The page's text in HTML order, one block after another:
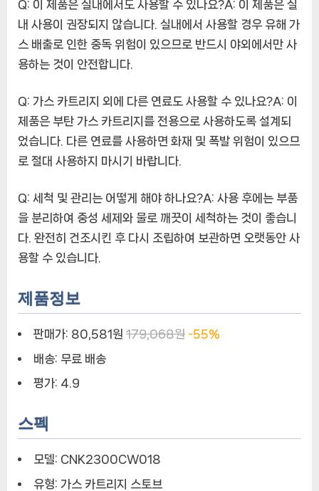
Q: 이 제품은 실내에서도 사용할 수 있나요?A: 이 제품은 실
내 사용이 권장되지 않습니다. 실내에서 사용할 경우 유해 가
스 배출로 인한 중독 위험이 있으므로 반드시 야외에서만 사
용하는 것이 안전합니다.
Q: 가스 카트리지 외에 다른 연료도 사용할 수 있나요?A: 이
제품은 부탄 가스 카트리지를 전용으로 사용하도록 설계되
었습니다. 다른 연료를 사용하면 화재 및 폭발 위험이 있으므
로 절대 사용하지 마시기 바랍니다.
Q: 세척 및 관리는 어떻게 해야 하나요?A: 사용 후에는 부품
을 분리하여 중성 세제와 물로 깨끗이 세척하는 것이 좋습니
다. 완전히 건조시킨 후 다시 조립하여 보관하면 오랫동안 사
용할 수 있습니다.
제품정보
판매가: 80,581원 179,068원 -55%
배송: 무료 배송
평가: 4.9
스펙
모델: CNK2300CW018
유형: 가스 카트리지 스토브